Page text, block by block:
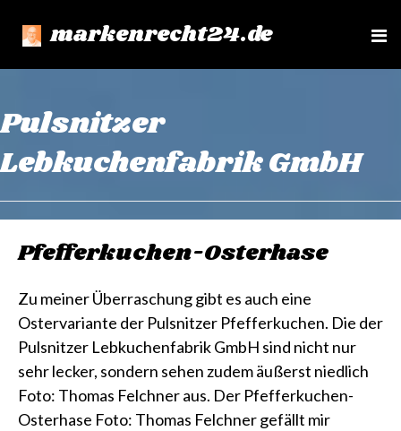
markenrecht24.de
e
Pulsnitzer
Lebkuchenfabrik GmbH
Pfefferkuchen-Osterhase
Zu meiner Überraschung gibt es auch eine
Ostervariante der Pulsnitzer Pfefferkuchen. Die der
Pulsnitzer Lebkuchenfabrik GmbH sind nicht nur
sehr lecker, sondern sehen zudem äußerst niedlich
Foto: Thomas Felchner aus. Der Pfefferkuchen-
Osterhase Foto: Thomas Felchner gefällt mir